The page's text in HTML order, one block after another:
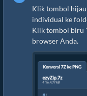
Klik tombol hijau
individual ke
Klik tombol biru
browser Anda.